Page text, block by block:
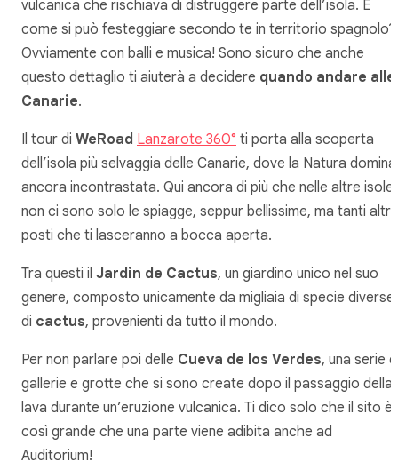
vulcanica che rischiava di distruggere parte dell’isola. E
come si può festeggiare secondo te in territorio spagnolo?
Ovviamente con balli e musica! Sono sicuro che anche
questo dettaglio ti aiuterà a decidere quando andare alle
Canarie.
Il tour di WeRoad Lanzarote 360° ti porta alla scoperta
dell’isola più selvaggia delle Canarie, dove la Natura domina
ancora incontrastata. Qui ancora di più che nelle altre isole,
non ci sono solo le spiagge, seppur bellissime, ma tanti altri
posti che ti lasceranno a bocca aperta.
Tra questi il Jardin de Cactus, un giardino unico nel suo
genere, composto unicamente da migliaia di specie diverse
di cactus, provenienti da tutto il mondo.
Per non parlare poi delle Cueva de los Verdes, una serie
gallerie e grotte che si sono create dopo il passaggio della
lava durante un’eruzione vulcanica. Ti dico solo che il sito è
così grande che una parte viene adibita anche ad
Auditorium!